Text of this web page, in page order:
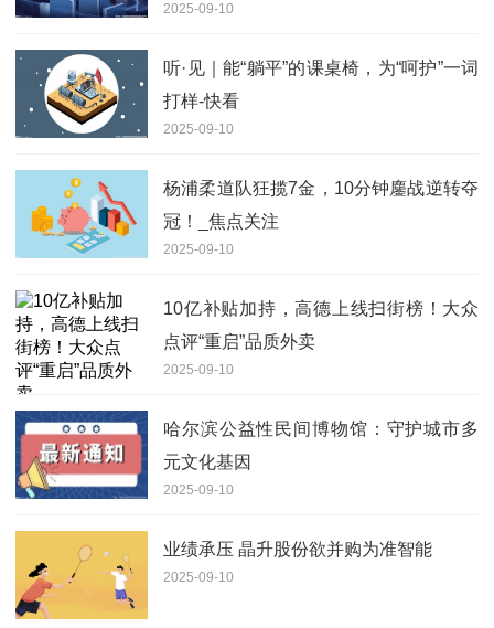
2025-09-10
听·见｜能“躺平”的课桌椅，为“呵护”一词
打样-快看
2025-09-10
杨浦柔道队狂揽7金，10分钟鏖战逆转夺
冠！_焦点关注
2025-09-10
10亿补贴加持，高德上线扫街榜！大众
点评“重启”品质外卖
2025-09-10
哈尔滨公益性民间博物馆：守护城市多
元文化基因
2025-09-10
业绩承压 晶升股份欲并购为准智能
2025-09-10